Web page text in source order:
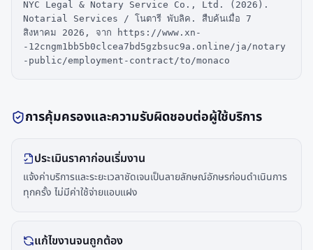
NYC Legal & Notary Service Co., Ltd. (2026).
Notarial Services / โนตารี พับลิค. สืบค้นเมื่อ 7
สิงหาคม 2026, จาก https://www.xn-
-12cngm1bb5b0clcea7bd5gzbsuc9a.online/ja/notary
-public/employment-contract/to/monaco
การคุ้มครองและความรับผิดชอบต่อผู้ใช้บริการ
ประเมินราคาก่อนเริ่มงาน
แจ้งค่าบริการและระยะเวลาชัดเจนเป็นลายลักษณ์อักษรก่อนดำเนินการ
ทุกครั้ง ไม่มีค่าใช้จ่ายแอบแฝง
แก้ไขงานจนถูกต้อง